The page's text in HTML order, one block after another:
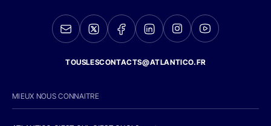
TOUSLESCONTACTS@ATLANTICO.FR
MIEUX NOUS CONNAITRE